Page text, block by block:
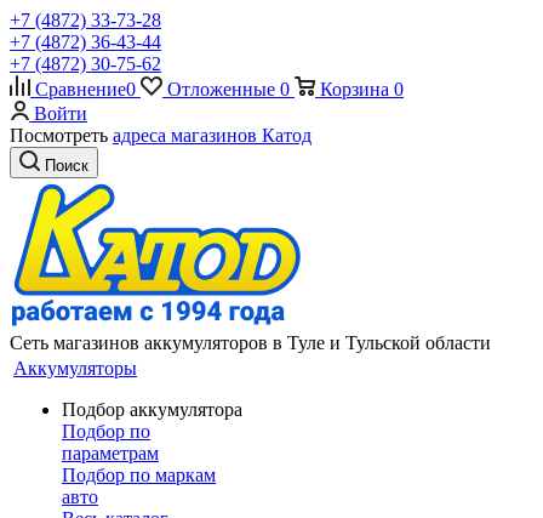
+7 (4872) 33-73-28
+7 (4872) 36-43-44
+7 (4872) 30-75-62
Сравнение0 Отложенные 0 Корзина 0
Войти
Посмотреть адреса магазинов Катод
Поиск
Сеть магазинов аккумуляторов в Туле и Тульской области
Аккумуляторы
Подбор аккумулятора
Подбор по
параметрам
Подбор по маркам
авто